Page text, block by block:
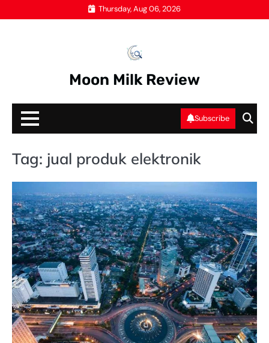
to
Thursday, Aug 06, 2026
Moon Milk Review
Subscribe
Tag: jual produk elektronik